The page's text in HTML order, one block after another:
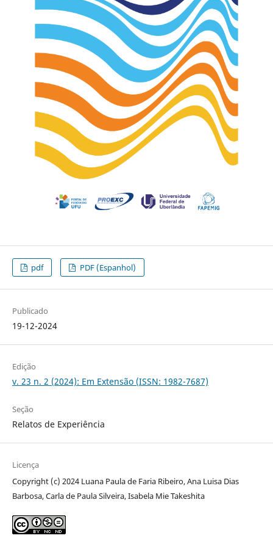
pdf PDF (Espanhol)
Publicado
19-12-2024
Edição
v. 23 n. 2 (2024): Em Extensão (ISSN: 1982-7687)
Seção
Relatos de Experiência
Licença
Copyright (c) 2024 Luana Paula de Faria Ribeiro, Ana Luisa Dias
Barbosa, Carla de Paula Silveira, Isabela Mie Takeshita